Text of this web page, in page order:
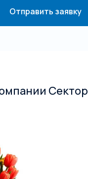
Отправить заявку
Сектор